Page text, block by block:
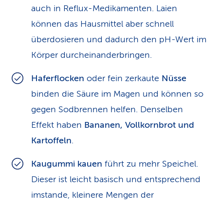
auch in Reflux-Medikamenten. Laien
können das Hausmittel aber schnell
überdosieren und dadurch den pH-Wert im
Körper durcheinanderbringen.
Haferflocken oder fein zerkaute Nüsse
binden die Säure im Magen und können so
gegen Sodbrennen helfen. Denselben
Effekt haben Bananen, Vollkornbrot und
Kartoffeln.
Kaugummi kauen führt zu mehr Speichel.
Dieser ist leicht basisch und entsprechend
imstande, kleinere Mengen der